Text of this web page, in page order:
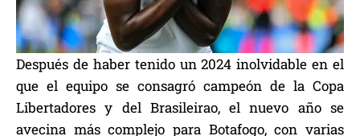
Después de haber tenido un 2024 inolvidable en el
que el equipo se consagró campeón de la Copa
Libertadores y del Brasileirao, el nuevo año se
avecina más complejo para Botafogo, con varias